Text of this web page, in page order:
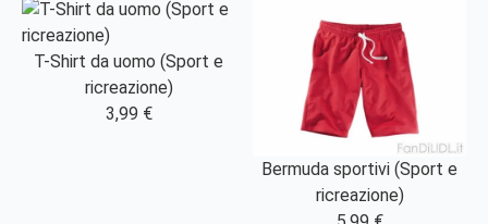
T-Shirt da uomo (Sport e
ricreazione)
3,99 €
Bermuda sportivi (Sport e
ricreazione)